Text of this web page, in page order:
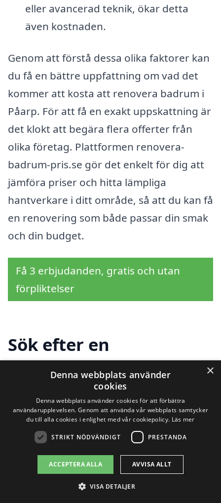
eller avancerad teknik, ökar detta
även kostnaden.
Genom att förstå dessa olika faktorer kan
du få en bättre uppfattning om vad det
kommer att kosta att renovera badrum i
Påarp. För att få en exakt uppskattning är
det klokt att begära flera offerter från
olika företag. Plattformen renovera-
badrum-pris.se gör det enkelt för dig att
jämföra priser och hitta lämpliga
hantverkare i ditt område, så att du kan få
en renovering som både passar din smak
och din budget.
Få 3 erbjudanden, gratis och utan
förpliktelser
Sök efter en
professionell för
renovera badrum i
andra städer nära
Påarp
renovera badrum i Påarpkan vara en
stor investering, och därför är det viktigt
×
Denna webbplats använder
cookies
Denna webbplats använder cookies för att förbättra
användarupplevelsen. Genom att använda vår webbplats samtycker
du till alla cookies i enlighet med vår cookiepolicy. Läs mer
STRIKT NÖDVÄNDIGT PRESTANDA
ACCEPTERA ALLA AVVISA ALLT
VISA DETALJER